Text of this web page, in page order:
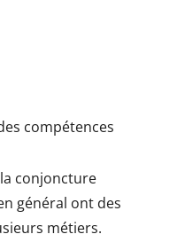
conjoncture
général ont des
métiers.